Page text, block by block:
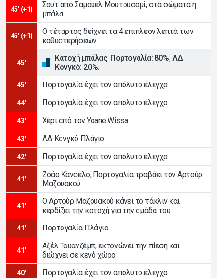
45' (+1)
Σουτ από Σαμουέλ Μουτουσαμί, στα σώματα η
μπάλα
45' (+1)
Ο τέταρτος δείχνει τα 4 επιπλέον λεπτά των
καθυστερήσεων
45'
Κατοχή μπάλας: Πορτογαλία: 80%, ΛΔ
Κονγκό: 20%.
45' Πορτογαλία έχει τον απόλυτο έλεγχο
44' Πορτογαλία έχει τον απόλυτο έλεγχο
43' Χέρι από τον Yoane Wissa
43' ΛΔ Κονγκό Πλάγιο
42' Πορτογαλία έχει τον απόλυτο έλεγχο
41'
Ζοάο Κανσέλο, Πορτογαλία τραβάει τον Αρτούρ
Μαζουακού
41'
Ο Αρτούρ Μαζουακού κάνει το τάκλιν και
κερδίζει την κατοχή για την ομάδα του
41' Πορτογαλία Πλάγιο
41'
Αξέλ Τουανζέμπ, εκτονώνει την πίεση και
διώχνει σε κενό χώρο
40' Πορτογαλία έχει τον απόλυτο έλεγχο